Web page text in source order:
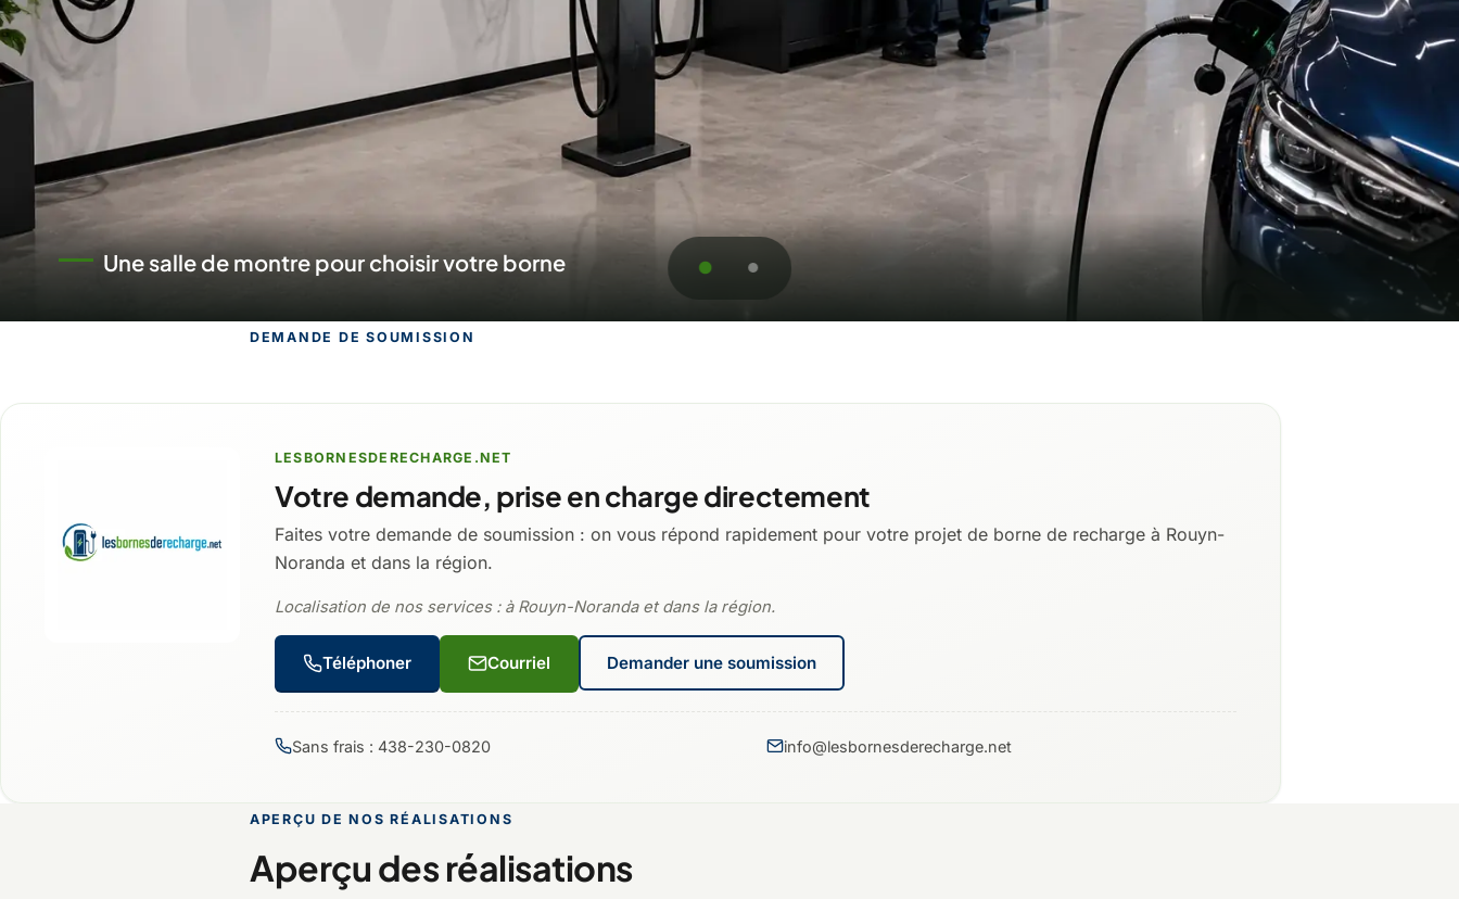
Un commerce au service des projets résidentiels et commerciaux
DEMANDE DE SOUMISSION
LESBORNESDERECHARGE.NET
Votre demande, prise en charge directement
Faites votre demande de soumission : on vous répond rapidement pour votre projet de borne de recharge à Rouyn-
Noranda et dans la région.
Localisation de nos services : à Rouyn-Noranda et dans la région.
Téléphoner Courriel Demander une soumission
Sans frais : 438-230-0820 info@lesbornesderecharge.net
APERÇU DE NOS RÉALISATIONS
Aperçu des réalisations